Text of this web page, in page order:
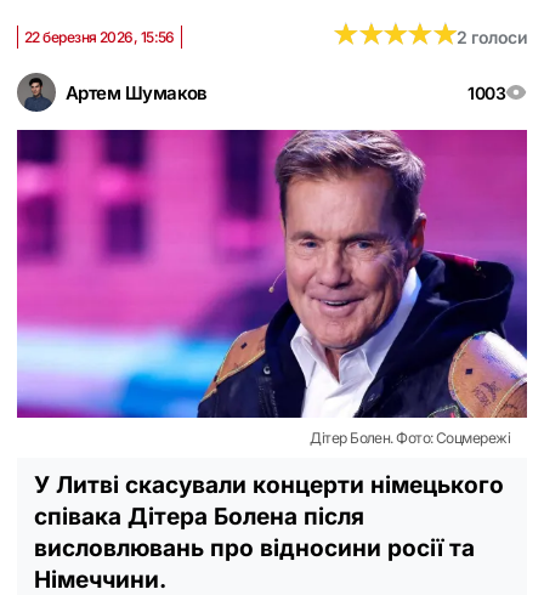
Артем Шумаков 1003
22 березня 2026, 15:56 ★★★★★
★★★★★2 голоси
Дітер Болен. Фото: Соцмережі
У Литві скасували концерти німецького
співака Дітера Болена після
висловлювань про відносини росії та
Німеччини.